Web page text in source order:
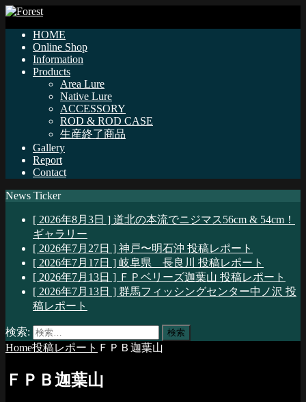
HOME
Online Shop
Information
Products
Area Lure
Native Lure
ACCESSORY
ROD & ROD CASE
生産終了商品
Gallery
Report
Contact
News Ticker
[ 2026年8月3日 ] 道北の本流でニジマス56cm & 54cm！
ギャラリー
[ 2026年7月27日 ] 神戸〜明石沖 投稿レポート
[ 2026年7月17日 ] 岐阜県 長良川 投稿レポート
[ 2026年7月13日 ] ＦＰベリーズ迦葉山 投稿レポート
[ 2026年7月13日 ] 群馬フィッシングセンター中ノ沢 投
稿レポート
検索:
Home投稿レポート ＦＰＢ迦葉山
ＦＰＢ迦葉山